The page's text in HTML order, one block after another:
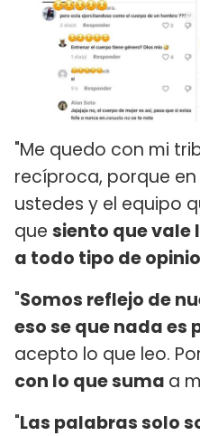
"Me quedo con mi
recíproca, porque
ustedes y el equipo
que siento que vale
a todo tipo de
"Somos reflejo de
eso se que nada es
acepto lo que leo.
con lo que suma a
"Las palabras solo